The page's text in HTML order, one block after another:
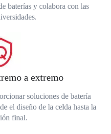
baterías y colabora con las
a extremo
soluciones de batería
el diseño de la celda hasta la
final.